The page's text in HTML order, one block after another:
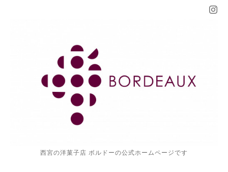
西宮の洋菓子店 ボルドーの公式ホームページです